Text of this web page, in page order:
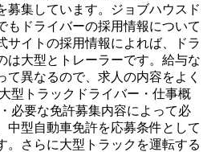
募集しています。ジョブハウスド
もドライバーの採用情報について
サイトの採用情報によれば、ドラ
は大型とトレーラーです。給与な
て異なるので、求人の内容をよく
型トラックドライバー・仕事概
必要な免許募集内容によって必
中型自動車免許を応募条件として
。さらに大型トラックを運転する